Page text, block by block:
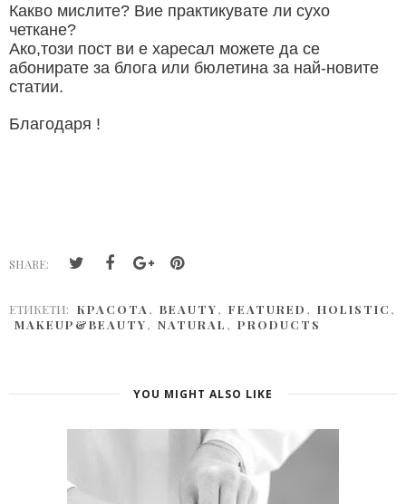
Какво мислите? Вие практикувате ли сухо
четкане?
Ако,този пост ви е харесал можете да се
абонирате за блога или бюлетина за най-новите
статии.
Благодаря !
SHARE:
ЕТИКЕТИ: КРАСОТА , BEAUTY, FEATURED , HOLISTIC ,
MAKEUP&BEAUTY, NATURAL , PRODUCTS
YOU MIGHT ALSO LIKE